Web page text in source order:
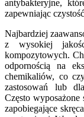
antybakteryjne,
zapewniając
Najbardziej
z wysokiej
kompozytowych.
odpornością na
chemikaliów, co
zastosowań lub
Często
zapobiegające